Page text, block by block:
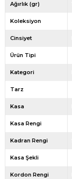
Ağırlık (gr)
Koleksiyon
Cinsiyet
Ürün Tipi
Kategori
Tarz
Kasa
Kasa Rengi
Kadran Rengi
Kasa Şekli
Kordon Rengi